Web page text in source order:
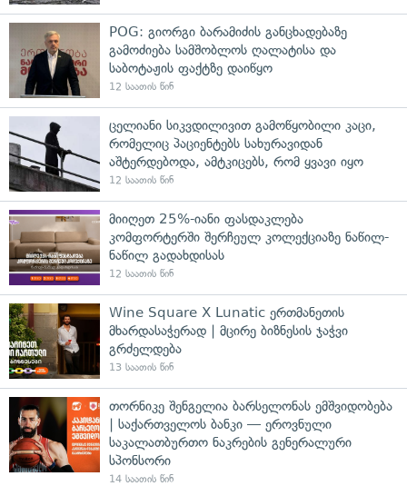
POG: გიორგი ბარამიძის განცხადებაზე
გამოძიება სამშობლოს ღალატისა და
საბოტაჟის ფაქტზე დაიწყო
12 საათის წინ
ცელიანი სიკვდილივით გამოწყობილი კაცი,
რომელიც პაციენტებს სახურავიდან
აშტერდებოდა, ამტკიცებს, რომ ყვავი იყო
12 საათის წინ
მიიღეთ 25%-იანი ფასდაკლება
კომფორტერში შერჩეულ კოლექციაზე ნაწილ-
ნაწილ გადახდისას
12 საათის წინ
Wine Square X Lunatic ერთმანეთის
მხარდასაჭერად | მცირე ბიზნესის ჯაჭვი
გრძელდება
13 საათის წინ
თორნიკე შენგელია ბარსელონას ემშვიდობება
| საქართველოს ბანკი — ეროვნული
საკალათბურთო ნაკრების გენერალური
სპონსორი
14 საათის წინ